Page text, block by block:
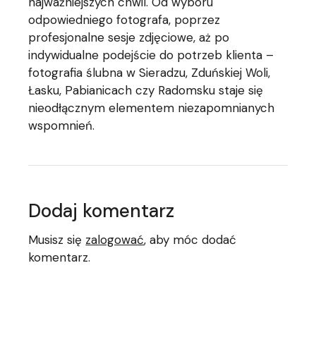
odpowiedniego fotografa, poprzez
profesjonalne sesje zdjęciowe, aż po
indywidualne podejście do potrzeb klienta –
fotografia ślubna w Sieradzu, Zduńskiej Woli,
Łasku, Pabianicach czy Radomsku staje się
nieodłącznym elementem niezapomnianych
wspomnień.
Dodaj komentarz
Musisz się zalogować, aby móc dodać
komentarz.